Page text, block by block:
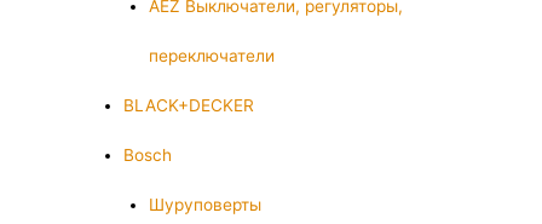
AEZ Выключатели, регуляторы,
переключатели
BLACK+DECKER
Bosch
Шуруповерты